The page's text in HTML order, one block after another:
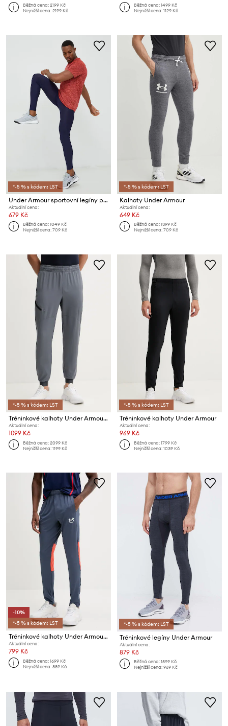
Běžná cena:2199 Kč
Nejnižší cena:2199 Kč
Běžná cena:1499 Kč
Nejnižší cena:1129 Kč
*-5 % s kódem: LST
Under Armour sportovní legíny pánské HG Armour
Aktuální cena:
679 Kč
Běžná cena:1049 Kč
Nejnižší cena:709 Kč
*-5 % s kódem: LST
Kalhoty Under Armour
Aktuální cena:
649 Kč
Běžná cena:1399 Kč
Nejnižší cena:709 Kč
*-5 % s kódem: LST
Tréninkové kalhoty Under Armour Unstoppable
Aktuální cena:
1099 Kč
Běžná cena:2099 Kč
Nejnižší cena:1199 Kč
*-5 % s kódem: LST
Tréninkové kalhoty Under Armour
Aktuální cena:
969 Kč
Běžná cena:1799 Kč
Nejnižší cena:1039 Kč
-10%
*-5 % s kódem: LST
Tréninkové kalhoty Under Armour Challenger
Aktuální cena:
799 Kč
Běžná cena:1699 Kč
Nejnižší cena:889 Kč
*-5 % s kódem: LST
Tréninkové legíny Under Armour
Aktuální cena:
879 Kč
Běžná cena:1599 Kč
Nejnižší cena:969 Kč